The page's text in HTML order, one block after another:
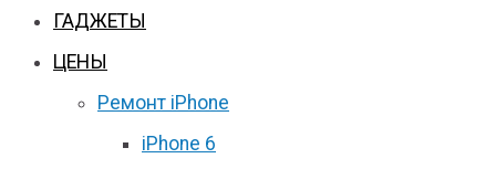
ГАДЖЕТЫ
ЦЕНЫ
Ремонт iPhone
iPhone 6